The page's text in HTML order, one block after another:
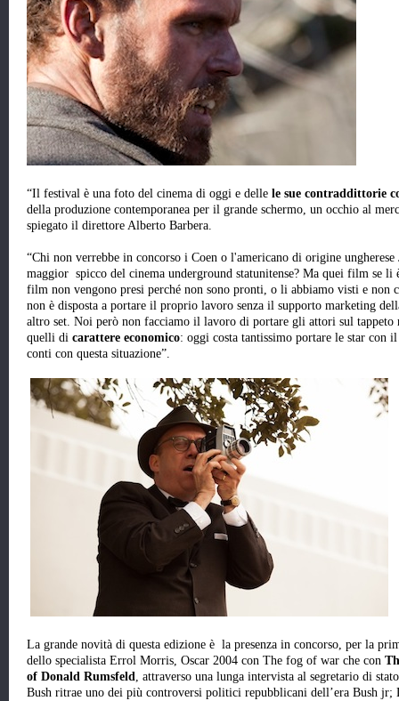
“Il festival è una foto del cinema di oggi e delle le sue contraddittorie
della produzione contemporanea per il grande schermo, un occhio al
spiegato il direttore Alberto Barbera.
“Chi non verrebbe in concorso i Coen o l'americano di origine
maggior spicco del cinema underground statunitense? Ma quei film se li
film non vengono presi perché non sono pronti, o li abbiamo visti e
non è disposta a portare il proprio lavoro senza il supporto marketing
altro set. Noi però non facciamo il lavoro di portare gli attori sul
quelli di carattere economico: oggi costa tantissimo portare le star
conti con questa situazione”.
La grande novità di questa edizione è la presenza in concorso, per la
dello specialista Errol Morris, Oscar 2004 con The fog of war che con
of Donald Rumsfeld, attraverso una lunga intervista al segretario di
Bush ritrae uno dei più controversi politici repubblicani dell’era Bush